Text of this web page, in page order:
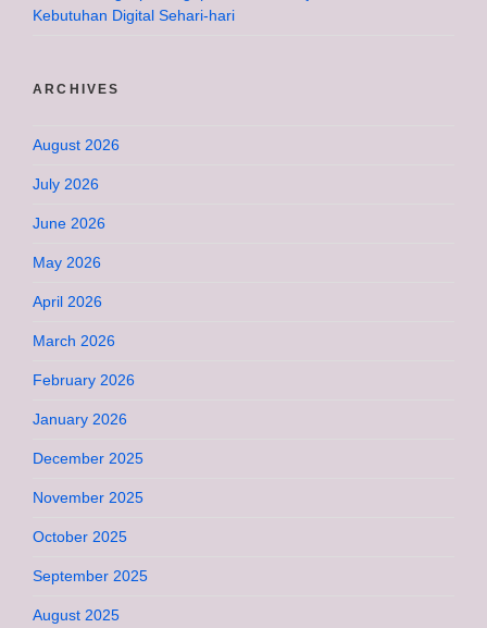
Kebutuhan Digital Sehari-hari
ARCHIVES
August 2026
July 2026
June 2026
May 2026
April 2026
March 2026
February 2026
January 2026
December 2025
November 2025
October 2025
September 2025
August 2025